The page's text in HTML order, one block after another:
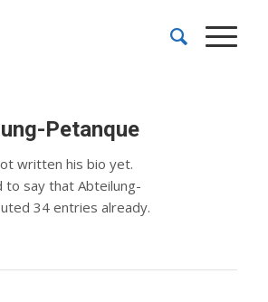
Petanque
written his bio yet.
to say thatAbteilung-
34 entries already.